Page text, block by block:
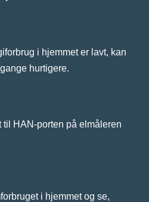
i hjemmet er lavt, kan
hurtigere.
til HAN-porten på elmåleren
i hjemmet og se,